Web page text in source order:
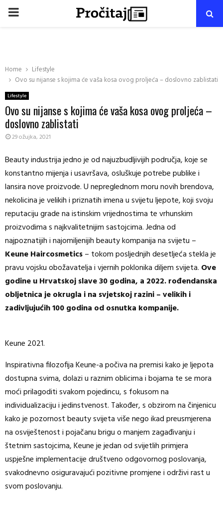
PRIMARY
Home
Lifestyle
Ovo su nijanse s kojima će vaša kosa ovog proljeća – doslovno zablistati
Lifestyle
Ovo su nijanse s kojima će vaša kosa ovog proljeća –
doslovno zablistati
29 ožujka, 2021
Beauty industrija jedno je od najuzbudljivijih područja, koje se
konstantno mijenja i usavršava, osluškuje potrebe publike i
lansira nove proizvode. U nepreglednom moru novih brendova,
nekolicina je velikih i priznatih imena u svijetu ljepote, koji svoju
reputaciju grade na istinskim vrijednostima te vrhunskim
proizvodima s najkvalitetnijim sastojcima. Jedna od
najpoznatijih i najomiljenijih beauty kompanija na svijetu –
Keune Haircosmetics– tokom posljednjih desetljeća stekla je
pravu vojsku obožavatelja i vjernih poklonika diljem svijeta. Ove
godine u Hrvatskoj slave 30 godina, a 2022. rođendanska
obljetnica je okrugla i na svjetskoj razini – velikih i
zadivljujućih 100 godina od osnutka kompanije.
Keune 2021.
Inspirativna filozofija Keune-a počiva na premisi kako je ljepota
dostupna svima, dolazi u raznim oblicima i bojama te se mora
moći prilagoditi svakom pojedincu, s fokusom na
individualizaciju i jedinstvenost. Također, s obzirom na činjenicu
kako je pozornost beauty svijeta više nego ikad preusmjerena
na osviještenost i pojačanu brigu o manjem zagađivanju i
štetnim sastojcima, Keune je jedan od svijetlih primjera
uspješne implementacije društveno odgovornog poslovanja,
svakodnevno osiguravajući pozitivne promjene i održivi rast u
svom poslovanju.